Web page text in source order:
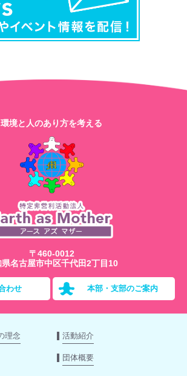
環境と人のあり方を考える
〒460-0012
県名古屋市中区千代田2丁目10
わせ 本部・支部のご案内
理念 活動紹介
団体概要